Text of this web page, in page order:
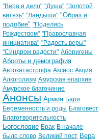
"Вера и дело" "Душа" "Золотой
витязь" "Ландыши" "Образ и
подобие" "Поделись
Рождеством" "Православная
инициатива" "Радость веры"
"Синдром радости" Аборигены
Аборты и демография
Автокатастрофа Аксиос Акция
Алкоголизм Амурская епархия
Амурское благочиние
Анонсы Армия Бари
Беременность и роды Благовест
Благотворительность
Богословие Брак В начале
было слово Великий пост Вера